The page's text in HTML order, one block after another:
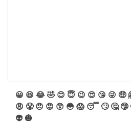
😀 😆 😂🤣 😊 😇 😉 😍 😘 😜 🤑
😩 😤 😠 😡 😲 😳 😱 😴 🙄 🤔 🤥
👽 🎃